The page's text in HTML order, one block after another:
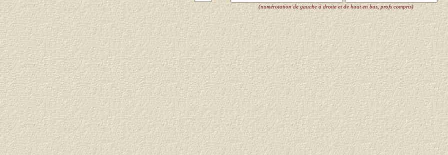
(numérotation de gauche à droite et de haut en bas, profs compris)